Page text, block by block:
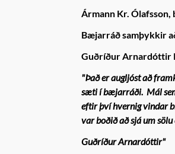
Ármann Kr.
Bæjarráð samþykkir
Guðríður Arnardóttir
"Það er augljóst að
sæti í bæjarráði. Mál
eftir því hvernig vindar
var boðið að sjá um
Guðríður Arnardóttir"